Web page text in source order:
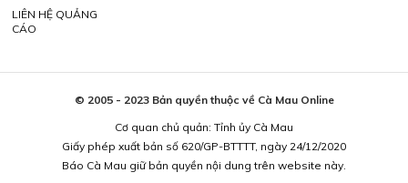
LIÊN HỆ QUẢNG
CÁO
© 2005 - 2023 Bản quyền thuộc về Cà Mau Online
Cơ quan chủ quản: Tỉnh ủy Cà Mau
Giấy phép xuất bản số 620/GP-BTTTT, ngày 24/12/2020
Báo Cà Mau giữ bản quyền nội dung trên website này.